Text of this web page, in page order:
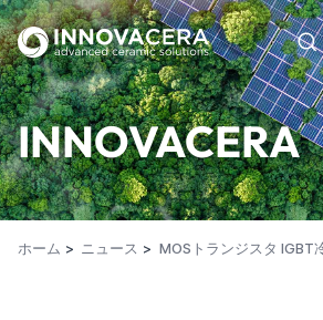
INNOVACERA
ホーム ニュース MOSトランジスタ IGBT